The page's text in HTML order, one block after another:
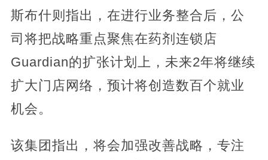
斯布什则指出，在进行业务整合后，公
司将把战略重点聚焦在药剂连锁店
Guardian的扩张计划上，未来2年将继续
扩大门店网络，预计将创造数百个就业
机会。
该集团指出，将会加强改善战略，专注